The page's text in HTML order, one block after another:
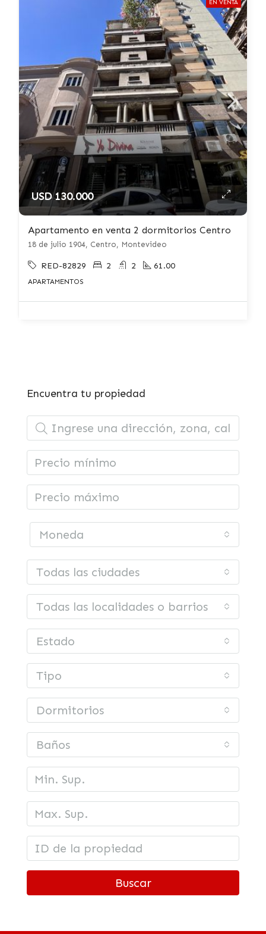
EN VENTA
USD 130.000
Apartamento en venta 2 dormitorios Centro
18 de julio 1904, Centro, Montevideo
RED-82829 2 2 61.00
APARTAMENTOS
Encuentra tu propiedad
Moneda
Todas las ciudades
Todas las localidades o barrios
Estado
Tipo
Dormitorios
Baños
Buscar